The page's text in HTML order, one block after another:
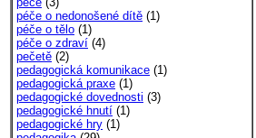
péče o nedonošené dítě (1)
péče o tělo (1)
péče o zdraví (4)
pečetě (2)
pedagogická komunikace (1)
pedagogická praxe (1)
pedagogické dovednosti (3)
pedagogické hnutí (1)
pedagogické hry (1)